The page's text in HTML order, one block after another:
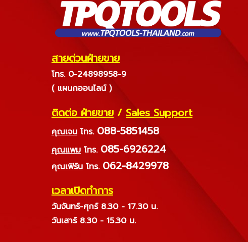
สายด่วนฝ่ายขาย
โทร. 0-24898958-9
( แผนกออนไลน์ )
ติดต่อ ฝ่ายขาย / Sales Support
คุณเจน โทร. 088-5851458
คุณแพม โทร. 085-6926224
คุณเฟิร์น โทร. 062-8429978
เวลาเปิดทำการ
วันจันทร์-ศุกร์ 8.30 - 17.30 น.
วันเสาร์ 8.30 - 15.30 น.